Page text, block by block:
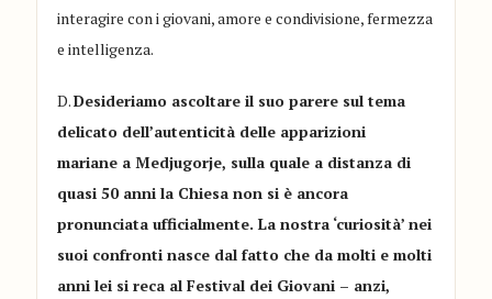
interagire con i giovani, amore e condivisione, fermezza
e intelligenza.
D.Desideriamo ascoltare il suo parere sul tema
delicato dell’autenticità delle apparizioni
mariane a Medjugorje, sulla quale a distanza di
quasi 50 anni la Chiesa non si è ancora
pronunciata ufficialmente. La nostra ‘curiosità’ nei
suoi confronti nasce dal fatto che da molti e molti
anni lei si reca al Festival dei Giovani – anzi,